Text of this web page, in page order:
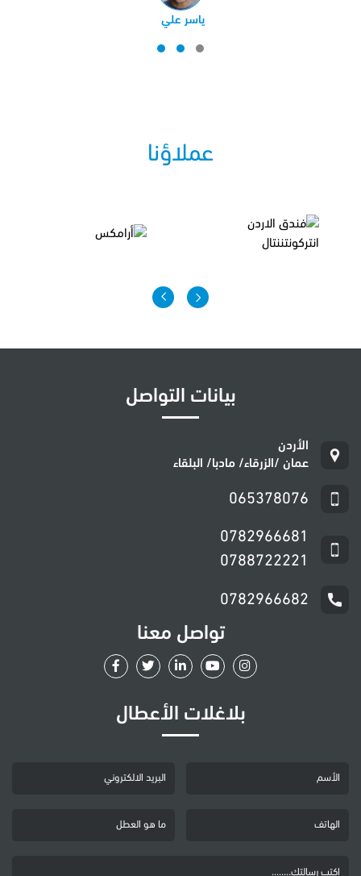
ياسر علي
عملاؤنا
بيانات التواصل
عمان /الزرقاء/ مادبا/ البلقاء
065378076
0782966681
0788722221
0782966682
تواصل معنا
بلاغلات الأعطال